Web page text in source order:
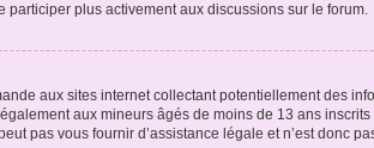
plus activement aux discussions sur le forum.
aux sites internet collectant potentiellement des
aux mineurs âgés de moins de 13 ans
pas vous fournir d’assistance légale et n’est donc